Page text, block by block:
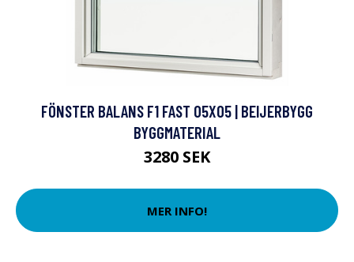
FÖNSTER BALANS F1 FAST 05X05 | BEIJERBYGG
BYGGMATERIAL
3280 SEK
MER INFO!